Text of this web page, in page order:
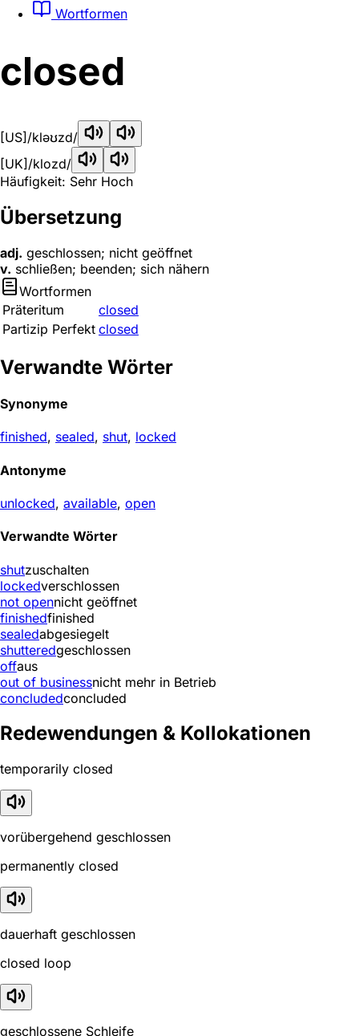
Wortformen
closed
[US] /kləʊzd/
[UK] /klozd/
Häufigkeit: Sehr Hoch
Übersetzung
adj. geschlossen; nicht geöffnet
v. schließen; beenden; sich nähern
Wortformen
Präteritum
closed
Partizip Perfekt closed
Verwandte Wörter
Synonyme
finished, sealed, shut, locked
Antonyme
unlocked, available, open
Verwandte Wörter
shutzuschalten
lockedverschlossen
not opennicht geöffnet
finishedfinished
sealedabgesiegelt
shutteredgeschlossen
offaus
out of businessnicht mehr in Betrieb
concludedconcluded
Redewendungen & Kollokationen
temporarily closed
vorübergehend geschlossen
permanently closed
dauerhaft geschlossen
closed loop
geschlossene Schleife